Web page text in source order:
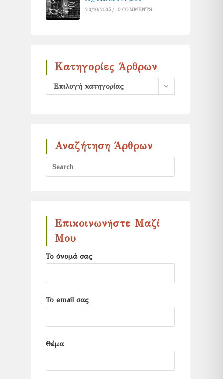
22/10/2025 / 0 COMMENTS
Κατηγορίες Άρθρων
Κατηγορίες
Επιλογή κατηγορίας
Αναζήτηση Άρθρων
Escape
Επικοινωνήστε Μαζί
Μου
Το όνομά σας
Το email σας
Θέμα